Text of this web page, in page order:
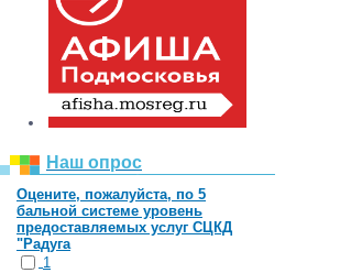
Наш опрос
Оцените, пожалуйста, по 5
бальной системе уровень
предоставляемых услуг СЦКД
"Радуга
1